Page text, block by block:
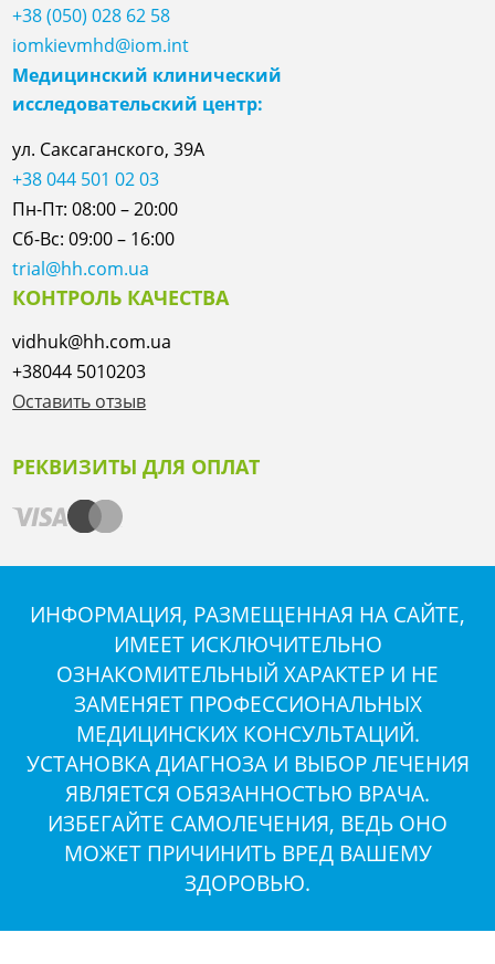
+38 (050) 028 62 58
iomkievmhd@iom.int
Медицинский клинический
исследовательский центр:
ул. Саксаганского, 39А
+38 044 501 02 03
Пн-Пт: 08:00 – 20:00
Сб-Вс: 09:00 – 16:00
trial@hh.com.ua
КОНТРОЛЬ КАЧЕСТВА
vidhuk@hh.com.ua
+38044 5010203
Оставить отзыв
РЕКВИЗИТЫ ДЛЯ ОПЛАТ
ИНФОРМАЦИЯ, РАЗМЕЩЕННАЯ НА САЙТЕ,
ИМЕЕТ ИСКЛЮЧИТЕЛЬНО
ОЗНАКОМИТЕЛЬНЫЙ ХАРАКТЕР И НЕ
ЗАМЕНЯЕТ ПРОФЕССИОНАЛЬНЫХ
МЕДИЦИНСКИХ КОНСУЛЬТАЦИЙ.
УСТАНОВКА ДИАГНОЗА И ВЫБОР ЛЕЧЕНИЯ
ЯВЛЯЕТСЯ ОБЯЗАННОСТЬЮ ВРАЧА.
ИЗБЕГАЙТЕ САМОЛЕЧЕНИЯ, ВЕДЬ ОНО
МОЖЕТ ПРИЧИНИТЬ ВРЕД ВАШЕМУ
ЗДОРОВЬЮ.